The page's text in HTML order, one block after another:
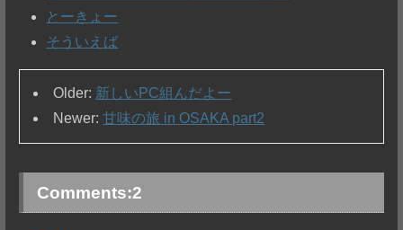
とーきょー
そういえば
Older: 新しいPC組んだよー
Newer:甘味の旅 in OSAKA part2
Comments:2